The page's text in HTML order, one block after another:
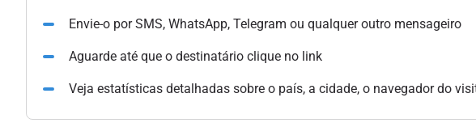
Envie-o por SMS, WhatsApp, Telegram ou qualquer outro mensageiro
Aguarde até que o destinatário clique no link
Veja estatísticas detalhadas sobre o país, a cidade, o navegador do